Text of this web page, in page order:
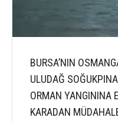
BURSA’NIN
ULUDAĞ
ORMAN YANGININA
KARADAN